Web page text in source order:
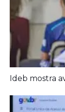
Ideb mostra